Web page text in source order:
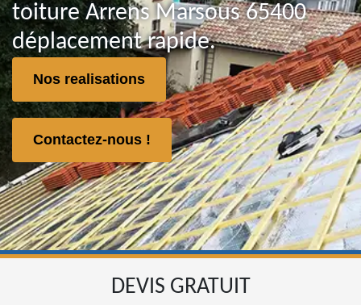
toiture Arrens Marsous 65400
déplacement rapide.
Nos realisations
Contactez-nous !
DEVIS GRATUIT